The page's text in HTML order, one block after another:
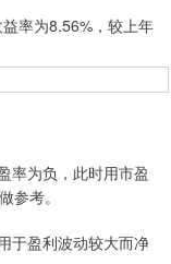
率为8.56%，较上年
为负，此时用市盈
参考。
盈利波动较大而净